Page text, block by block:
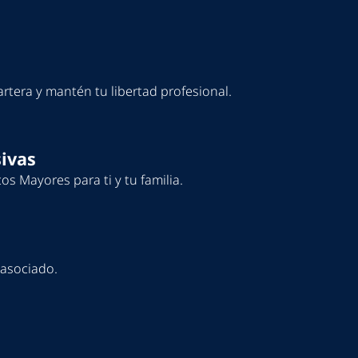
y mantén tu libertad profesional.
Mayores para ti y tu familia.